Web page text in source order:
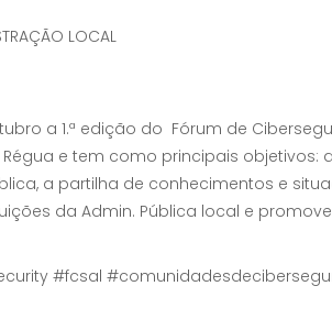
LOCAL
a 1.ª edição do Fórum de
e tem como principais
a partilha de conhecimentos e
da Admin. Pública local e
#fcsal